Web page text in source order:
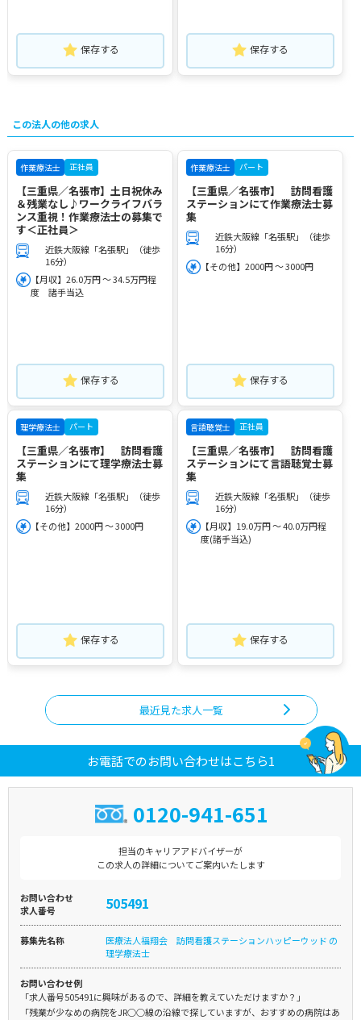
保存する 保存する
この法人の他の求人
作業療法士 正社員
【三重県／名張市】土日祝休み
＆残業なし♪ワークライフバラ
ンス重視！作業療法士の募集で
す＜正社員＞
近鉄大阪線「名張駅」（徒歩
16分）
【月収】26.0万円 ～ 34.5万円程
度 諸手当込
保存する
作業療法士 パート
【三重県／名張市】 訪問看護
ステーションにて作業療法士募
集
近鉄大阪線「名張駅」（徒歩
16分）
【その他】2000円 ～ 3000円
保存する
理学療法士 パート
【三重県／名張市】 訪問看護
ステーションにて理学療法士募
集
近鉄大阪線「名張駅」（徒歩
16分）
【その他】2000円 ～ 3000円
保存する
言語聴覚士 正社員
【三重県／名張市】 訪問看護
ステーションにて言語聴覚士募
集
近鉄大阪線「名張駅」（徒歩
16分）
【月収】19.0万円 ～ 40.0万円程
度(諸手当込)
保存する
最近見た求人一覧
お電話でのお問い合わせはこちら1
0120-941-651
担当のキャリアアドバイザーが
この求人の詳細についてご案内いたします
お問い合わせ
求人番号
505491
募集先名称
医療法人福翔会 訪問看護ステーションハッピーウッド の
理学療法士
お問い合わせ例
「求人番号505491に興味があるので、詳細を教えていただけますか？」
「残業が少なめの病院をJR○○線の沿線で探していますが、おすすめの病院はあ